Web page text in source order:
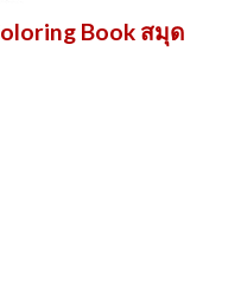
Book สมุด